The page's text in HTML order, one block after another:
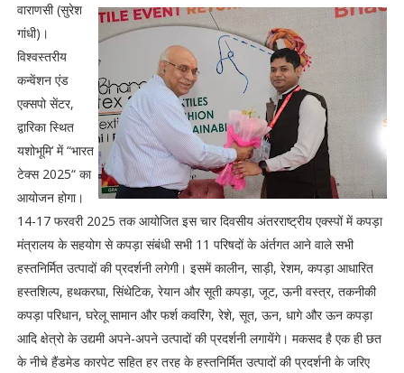
वाराणसी (सुरेश
गांधी)।
विश्वस्तरीय
कन्वेंशन एंड
एक्सपो सेंटर,
द्वारिका स्थित
यशोभूमि‘ में “भारत
टेक्स 2025“ का
आयोजन होगा।
14-17 फरवरी 2025 तक आयोजित इस चार दिवसीय अंतरराष्ट्रीय एक्स्पों में कपड़ा
मंत्रालय के सहयोग से कपड़ा संबंधी सभी 11 परिषदों के अंर्तगत आने वाले सभी
हस्तनिर्मित उत्पादों की प्रदर्शनी लगेगी। इसमें कालीन, साड़ी, रेशम, कपड़ा आधारित
हस्तशिल्प, हथकरघा, सिंथेटिक, रेयान और सूती कपड़ा, जूट, ऊनी वस्त्र, तकनीकी
कपड़ा परिधान, घरेलू सामान और फर्श कवरिंग, रेशे, सूत, ऊन, धागे और ऊन कपड़ा
आदि क्षेत्रो के उद्यमी अपने-अपने उत्पादों की प्रदर्शनी लगायेंगे। मकसद है एक ही छत
के नीचे हैंडमेड कारपेट सहित हर तरह के हस्तनिर्मित उत्पादों की प्रदर्शनी के जरिए